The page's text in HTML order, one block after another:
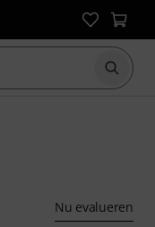
Zoek
Nu evalueren